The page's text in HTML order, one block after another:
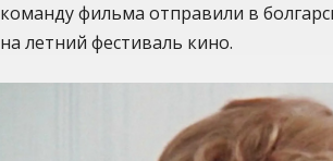
команду фильма отправили в
на летний фестиваль кино.